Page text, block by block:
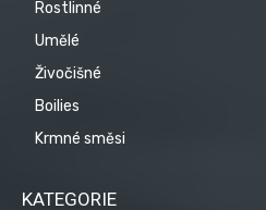
Rostlinné
Umělé
Živočišné
Boilies
Krmné směsi
KATEGORIE